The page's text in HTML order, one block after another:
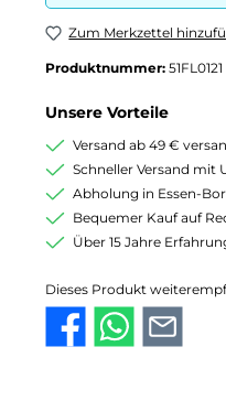
Zum Merkzettel
Produktnummer: 51FL0121
Unsere Vorteile
Versand ab 49 €
Schneller Versand mit
Abholung in Essen-
Bequemer Kauf auf
Über 15 Jahre
Dieses Produkt